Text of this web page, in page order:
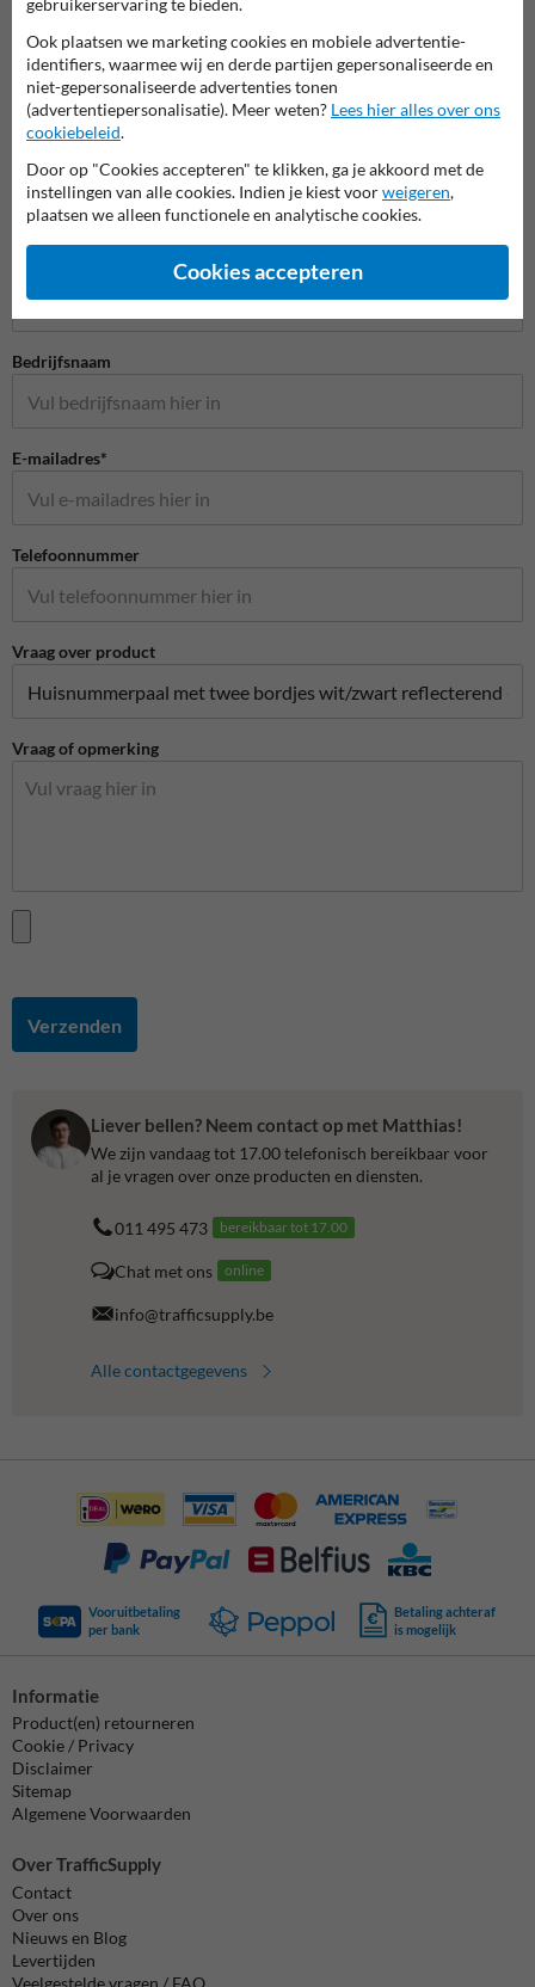
Stel je vraag aan Huisnummerpaal.be
Bedrijfsnaam
E-mailadres*
Telefoonnummer
Vraag over product
Vraag of opmerking
Verzenden
Liever bellen? Neem contact op met Matthias!
We zijn vandaag tot 17.00 telefonisch bereikbaar voor
al je vragen over onze producten en diensten.
011 495 473 bereikbaar tot 17.00
Chat met ons online
info@trafficsupply.be
Alle contactgegevens
Vooruitbetaling
per bank
Betaling achteraf
is mogelijk
Informatie
Product(en) retourneren
Cookie / Privacy
Disclaimer
Sitemap
Algemene Voorwaarden
Over TrafficSupply
Contact
Over ons
Nieuws en Blog
Levertijden
Ook plaatsen we marketing cookies en mobiele advertentie-
identifiers, waarmee wij en derde partijen gepersonaliseerde en
niet-gepersonaliseerde advertenties tonen
(advertentiepersonalisatie). Meer weten? Lees hier alles over ons
cookiebeleid.
Door op "Cookies accepteren" te klikken, ga je akkoord met de
instellingen van alle cookies. Indien je kiest voorweigeren,
plaatsen we alleen functionele en analytische cookies.
Cookies accepteren